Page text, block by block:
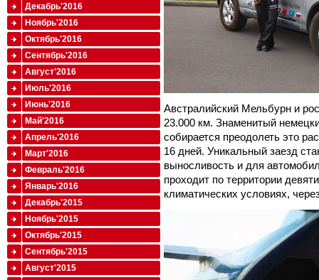
Австралийский Мельбурн и
23.000 км. Знаменитый
собирается преодолеть это
16 дней. Уникальный заезд
выносливость и для
проходит по территории
климатических условиях,
Декабрь'2016
Ноябрь'2016
Октябрь'2016
Сентябрь'2016
Август'2016
Июль'2016
Июнь'2016
Май'2016
Апрель'2016
Март'2016
Февраль'2016
Январь'2016
Декабрь'2015
Ноябрь'2015
Октябрь'2015
Сентябрь'2015
Август'2015